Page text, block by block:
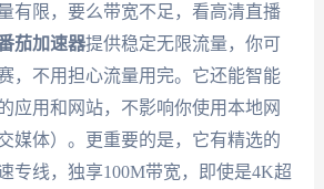
有限，要么带宽不足，看高清直播
茄加速器提供稳定无限流量，你可
，不用担心流量用完。它还能智能
应用和网站，不影响你使用本地网
媒体）。更重要的是，它有精选的
专线，独享100M带宽，即使是4K超